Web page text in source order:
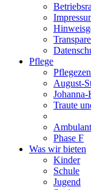
Pflege
August-
Traute
Phase F
Was wir bieten
Kinder
Schule
Jugend